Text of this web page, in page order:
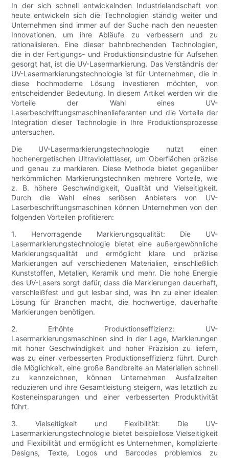
In der sich schnell entwickelnden Industrielandschaft von
heute entwickeln sich die Technologien ständig weiter und
Unternehmen sind immer auf der Suche nach den neuesten
Innovationen, um ihre Abläufe zu verbessern und zu
rationalisieren. Eine dieser bahnbrechenden Technologien,
die in der Fertigungs- und Produktionsindustrie für Aufsehen
gesorgt hat, ist die UV-Lasermarkierung. Das Verständnis der
UV-Lasermarkierungstechnologie ist für Unternehmen, die in
diese hochmoderne Lösung investieren möchten, von
entscheidender Bedeutung. In diesem Artikel werden wir die
Vorteile der Wahl eines UV-
Laserbeschriftungsmaschinenlieferanten und die Vorteile der
Integration dieser Technologie in Ihre Produktionsprozesse
untersuchen.
Die UV-Lasermarkierungstechnologie nutzt einen
hochenergetischen Ultraviolettlaser, um Oberflächen präzise
und genau zu markieren. Diese Methode bietet gegenüber
herkömmlichen Markierungstechniken mehrere Vorteile, wie
z. B. höhere Geschwindigkeit, Qualität und Vielseitigkeit.
Durch die Wahl eines seriösen Anbieters von UV-
Laserbeschriftungsmaschinen können Unternehmen von den
folgenden Vorteilen profitieren:
1. Hervorragende Markierungsqualität: Die UV-
Lasermarkierungstechnologie bietet eine außergewöhnliche
Markierungsqualität und ermöglicht klare und präzise
Markierungen auf verschiedenen Materialien, einschließlich
Kunststoffen, Metallen, Keramik und mehr. Die hohe Energie
des UV-Lasers sorgt dafür, dass die Markierungen dauerhaft,
verschleißfest und gut lesbar sind, was ihn zu einer idealen
Lösung für Branchen macht, die hochwertige, dauerhafte
Markierungen benötigen.
2. Erhöhte Produktionseffizienz: UV-
Lasermarkierungsmaschinen sind in der Lage, Markierungen
mit hoher Geschwindigkeit und hoher Präzision zu liefern,
was zu einer verbesserten Produktionseffizienz führt. Durch
die Möglichkeit, eine große Bandbreite an Materialien schnell
zu kennzeichnen, können Unternehmen Ausfallzeiten
reduzieren und ihre Gesamtleistung steigern, was letztlich zu
Kosteneinsparungen und einer verbesserten Produktivität
führt.
3. Vielseitigkeit und Flexibilität: Die UV-
Lasermarkierungstechnologie bietet beispiellose Vielseitigkeit
und Flexibilität und ermöglicht es Unternehmen, komplizierte
Designs, Texte, Logos und Barcodes problemlos zu